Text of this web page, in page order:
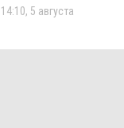
14:10, 5 августа